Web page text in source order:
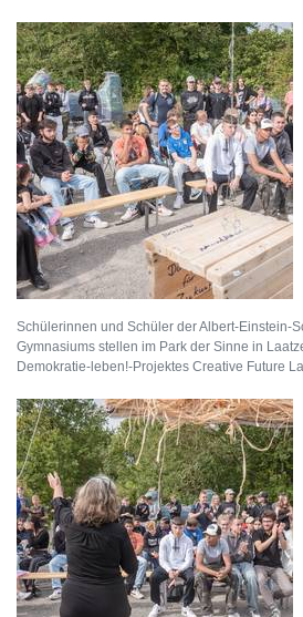
Schülerinnen und Schüler der Albert-Einstein-
Gymnasiums stellen im Park der Sinne in
Demokratie-leben!-Projektes Creative Future